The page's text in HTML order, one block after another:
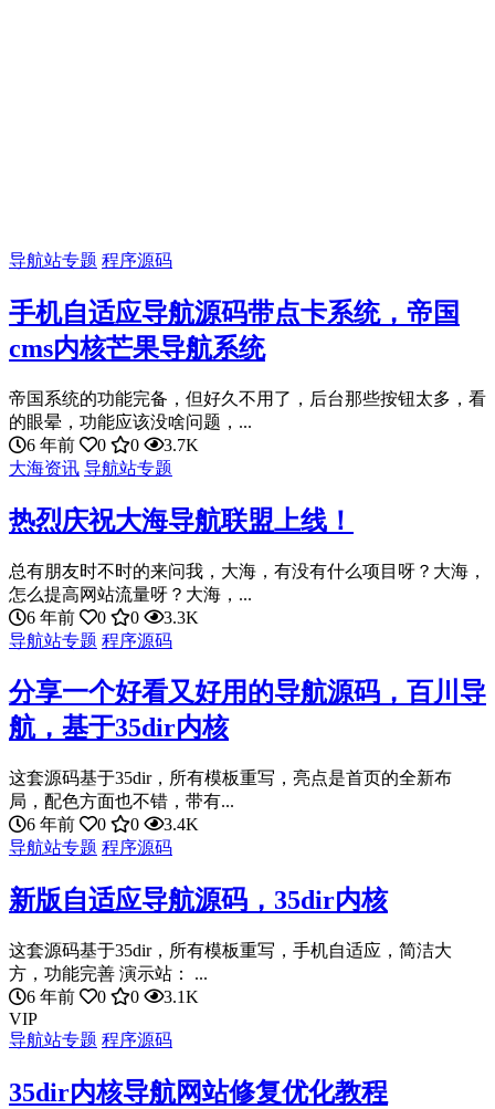
导航站专题 程序源码
手机自适应导航源码带点卡系统，帝国
cms内核芒果导航系统
帝国系统的功能完备，但好久不用了，后台那些按钮太多，看
的眼晕，功能应该没啥问题，...
6 年前
0 0
3.7K
大海资讯 导航站专题
热烈庆祝大海导航联盟上线！
总有朋友时不时的来问我，大海，有没有什么项目呀？大海，
怎么提高网站流量呀？大海，...
6 年前
0 0
3.3K
导航站专题 程序源码
分享一个好看又好用的导航源码，百川导
航，基于35dir内核
这套源码基于35dir，所有模板重写，亮点是首页的全新布
局，配色方面也不错，带有...
6 年前
0 0
3.4K
导航站专题 程序源码
新版自适应导航源码，35dir内核
这套源码基于35dir，所有模板重写，手机自适应，简洁大
方，功能完善 演示站： ...
6 年前
0 0
3.1K
VIP
导航站专题 程序源码
35dir内核导航网站修复优化教程